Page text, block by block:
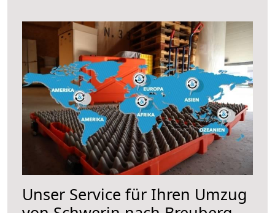
Unser Service für Ihren Umzug